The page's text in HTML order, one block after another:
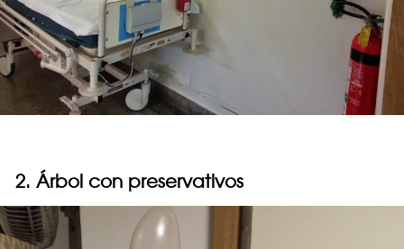
2. Árbol con preservativos